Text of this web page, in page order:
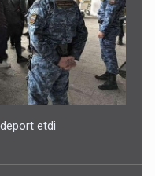
etdi